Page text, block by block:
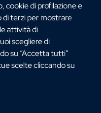
cookie di profilazione e
terzi per mostrare
attività di
scegliere di
su “Accetta tutti”
scelte cliccando su
Calabria